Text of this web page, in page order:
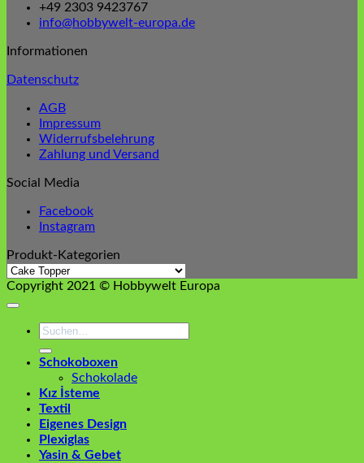
+49 2303 9423767
info@hobbywelt-europa.de
Informationen
Datenschutz
AGB
Impressum
Widerrufsbelehrung
Zahlung und Versand
Social Media
Facebook
Instagram
Produkt-Kategorien
Copyright 2021 © Hobbywelt Europa
Suchen
Schokoboxen
Schokolade
Kız İsteme
Textil
Eigenes Design
Plexiglas
Yasin & Gebet